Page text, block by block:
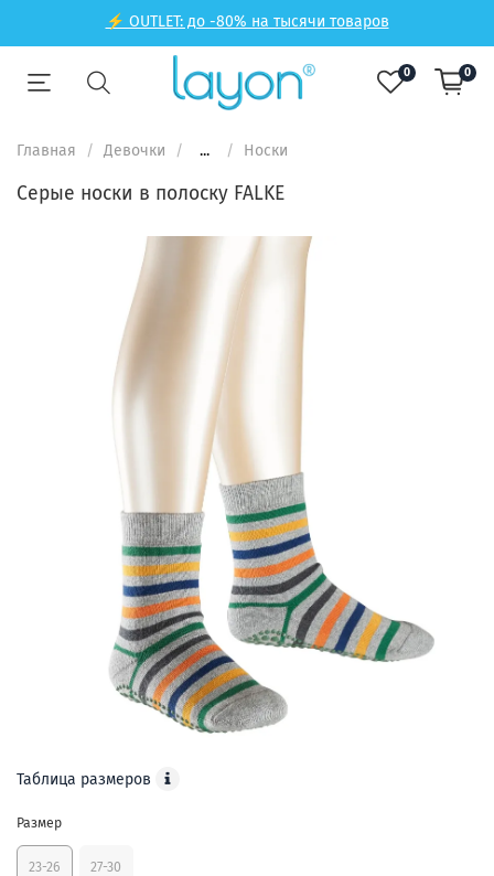
⚡ OUTLET: до -80% на тысячи товаров
0 0
Главная Девочки ... Носки
Серые носки в полоску FALKE
Таблица размеров
Размер
23-26 27-30